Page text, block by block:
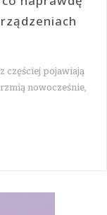
częściej pojawiają
nowocześnie,